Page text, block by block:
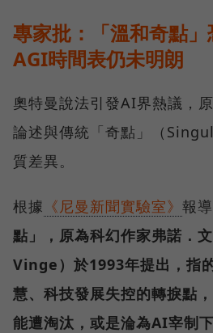
專家批：「溫和奇點」
AGI時間表仍未明朗
奧特曼說法引發AI界熱議，
論述與傳統「奇點」（
質差異。
根據 《尼曼新聞實驗室》 報
點」，原為科幻作家弗諾．
Vinge）於1993年提出，指
慧、科技發展失控的轉捩點
能遭淘汰，或是淪為AI宰制